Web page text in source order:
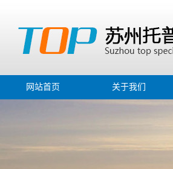
网站首页 关于我们